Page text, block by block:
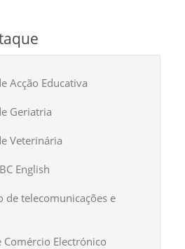
Acção Educativa
Geriatria
Veterinária
English
de telecomunicações e
Comércio Electrónico